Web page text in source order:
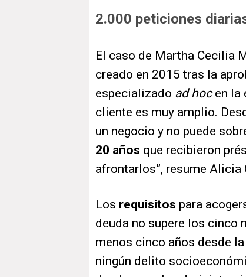
2.000 peticiones
El caso de Martha Cecilia
creado en 2015 tras la
especializado ad hocen la
cliente es muy amplio.
un negocio y no puede
20 años que recibieron
afrontarlos”, resume Alicia
Los requisitos para
deuda no supere los cinco
menos cinco años desde
ningún delito